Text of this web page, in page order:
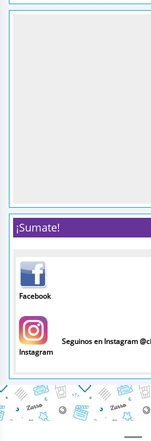
¡Sumate!
Facebook
Instagram
Seguinos en Instagram